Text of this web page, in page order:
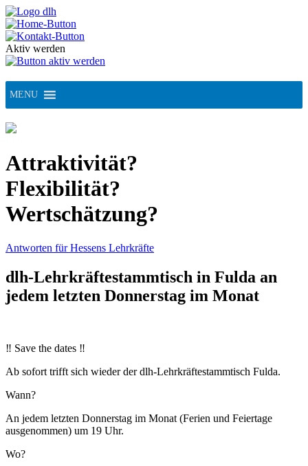
Skip
to
content
Aktiv werden
MENU
Attraktivität?
Flexibilität?
Wertschätzung?
Antworten für Hessens Lehrkräfte
dlh-Lehrkräftestammtisch in Fulda an
jedem letzten Donnerstag im Monat
‼️ Save the dates ‼️
Ab sofort trifft sich wieder der dlh-Lehrkräftestammtisch Fulda.
Wann?
An jedem letzten Donnerstag im Monat (Ferien und Feiertage
ausgenommen) um 19 Uhr.
Wo?